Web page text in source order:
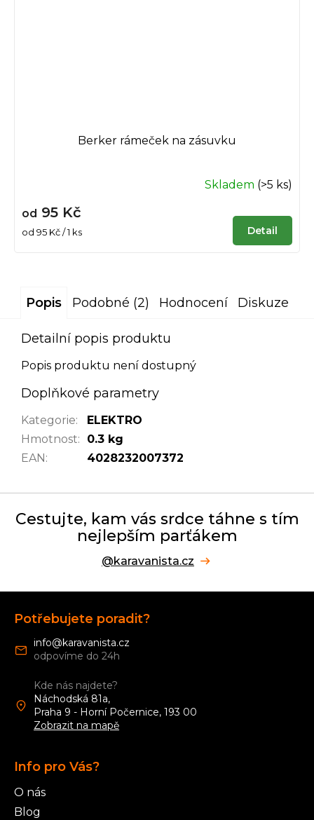
Berker rámeček na zásuvku
Skladem (>5 ks)
od 95 Kč
Měrná
od 95 Kč / 1 ks Detail
Popis Podobné (2) Hodnocení Diskuze
Detailní popis produktu
Popis produktu není dostupný
Doplňkové parametry
Kategorie:
ELEKTRO
Hmotnost:
0.3 kg
EAN: 4028232007372
Cestujte, kam vás srdce táhne s tím
nejlepším parťákem
@karavanista.cz
Potřebujete poradit?
info@karavanista.cz
Kde nás najdete?
Náchodská 81a,
Praha 9 - Horní Počernice, 193 00
Zobrazit na mapě
Info pro Vás?
O nás
Blog